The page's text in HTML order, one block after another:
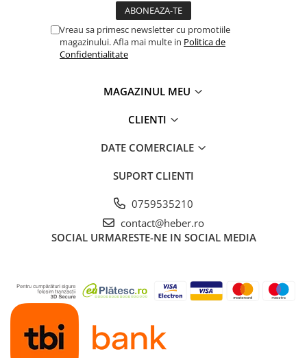
Vreau sa primesc newsletter cu promotiile
magazinului. Afla mai multe in Politica de
Confidentialitate
MAGAZINUL MEU
CLIENTI
DATE COMERCIALE
SUPORT CLIENTI
0759535210
contact@heber.ro
SOCIAL URMARESTE-NE IN SOCIAL MEDIA